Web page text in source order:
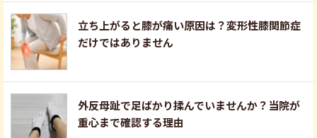
立ち上がると膝が痛い原因は？変形性膝関節症
だけではありません
外反母趾で足ばかり揉んでいませんか？当院が
重心まで確認する理由